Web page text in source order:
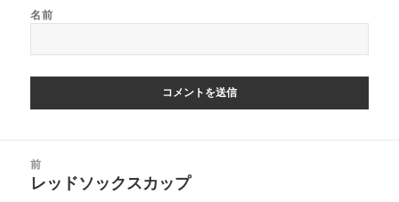
名前
前
前
レッドソックスカップ